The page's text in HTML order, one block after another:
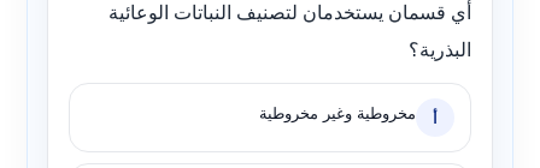
أي قسمان يستخدمان لتصنيف النباتات الوعائية
البذرية؟
أ مخروطية وغير مخروطية